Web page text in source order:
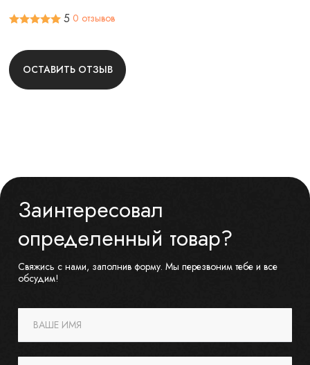
5 0 отзывов
ОСТАВИТЬ ОТЗЫВ
Заинтересовал
определенный товар?
Свяжись с нами, заполнив форму. Мы перезвоним тебе и все
обсудим!
ВАШЕ ИМЯ